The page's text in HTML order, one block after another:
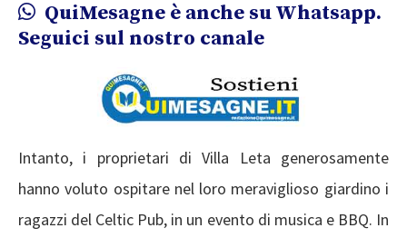
QuiMesagne è anche su Whatsapp.
Seguici sul nostro canale
Intanto, i proprietari di Villa Leta generosamente
hanno voluto ospitare nel loro meraviglioso giardino i
ragazzi del Celtic Pub, in un evento di musica e BBQ. In